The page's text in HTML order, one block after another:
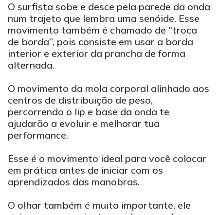
O surfista sobe e desce pela parede da onda
num trajeto que lembra uma senóide. Esse
movimento também é chamado de "troca
de borda”, pois consiste em usar a borda
interior e exterior da prancha de forma
alternada.
O movimento da mola corporal alinhado aos
centros de distribuição de peso,
percorrendo o lip e base da onda te
ajudarão a evoluir e melhorar tua
performance.
Esse é o movimento ideal para você colocar
em prática antes de iniciar com os
aprendizados das manobras.
O olhar também é muito importante, ele